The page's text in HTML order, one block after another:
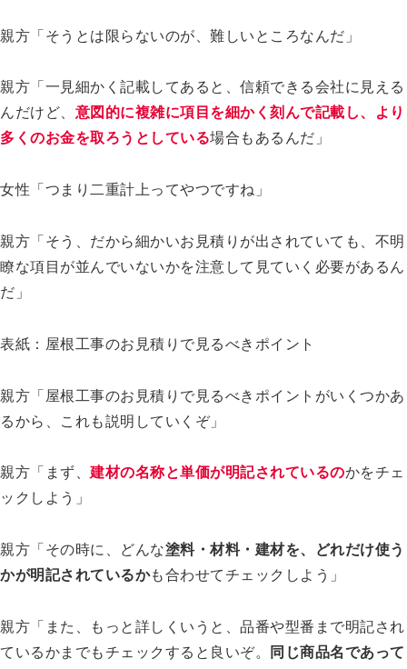
親方「そうとは限らないのが、難しいところなんだ」
親方「一見細かく記載してあると、信頼できる会社に見える
んだけど、 意図的に複雑に項目を細かく刻んで記載し、より
多くのお金を取ろうとしている場合もあるんだ」
女性「つまり二重計上ってやつですね」
親方「そう、だから細かいお見積りが出されていても、不明
瞭な項目が並んでいないかを注意して見ていく必要があるん
だ」
表紙：屋根工事のお見積りで見るべきポイント
親方「屋根工事のお見積りで見るべきポイントがいくつかあ
るから、これも説明していくぞ」
親方「まず、 建材の名称と単価が明記されているのかをチェ
ックしよう」
親方「その時に、どんな塗料・材料・建材を、どれだけ使う
かが明記されているかも合わせてチェックしよう」
親方「また、もっと詳しくいうと、品番や型番まで明記され
ているかまでもチェックすると良いぞ。
同じ商品名であって